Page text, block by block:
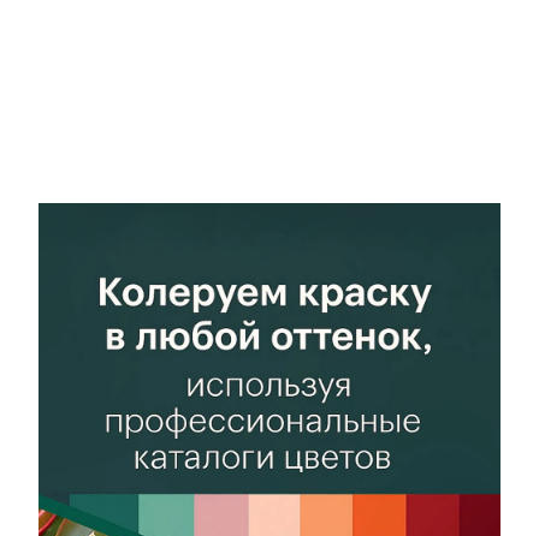
Атмосферным
температур,
Повышенной
влажности
Антикоррозионность,
Атмосферостойкость,
Быстрое
высыхание,
Атмосферным
Повышенной
влажности
Глянец
Свойство
Антикоррозионность,
Атмосферостойкость,
Быстрое